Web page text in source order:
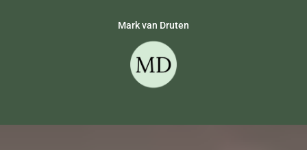
Mark van Druten